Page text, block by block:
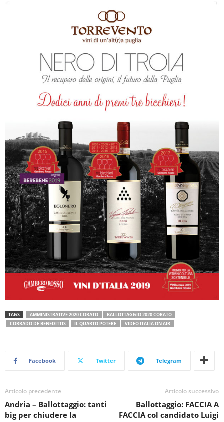
TAGS AMMINISTRATIVE 2020 CORATO
BALLOTTAGGIO 2020 CORATO
CORRADO DE BENEDITTIS
IL QUARTO POTERE VIDEO ITALIA ON AIR
Facebook Twitter Telegram
Articolo precedente
Andria – Ballottaggio: tanti
big per chiudere la
Articolo successivo
Ballottaggio: FACCIA A
FACCIA col candidato Luigi